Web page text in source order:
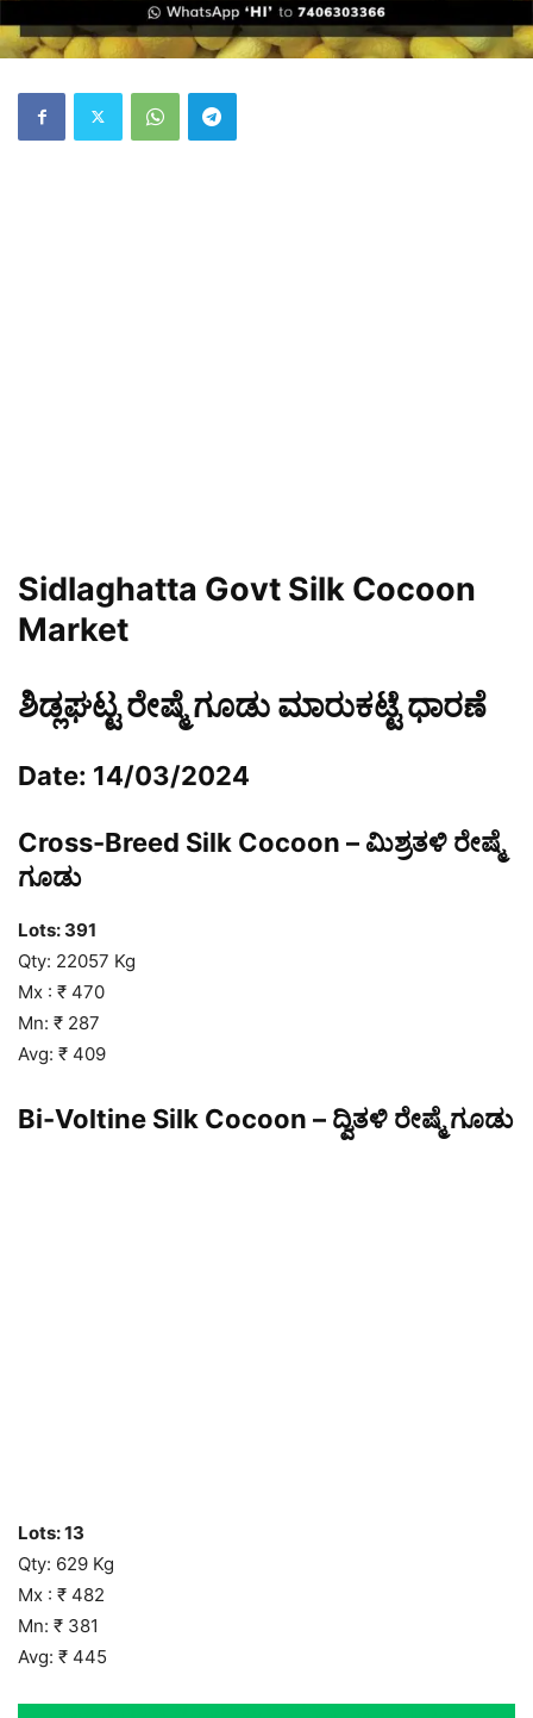
Sidlaghatta Govt Silk Cocoon
Market
ಶಿಡ್ಲಘಟ್ಟ ರೇಷ್ಮೆ ಗೂಡು ಮಾರುಕಟ್ಟೆ ಧಾರಣೆ
Date: 14/03/2024
Cross-Breed Silk Cocoon – ಮಿಶ್ರತಳಿ ರೇಷ್ಮೆ
ಗೂಡು
Lots: 391
Qty: 22057 Kg
Mx : ₹ 470
Mn: ₹ 287
Avg: ₹ 409
Bi-Voltine Silk Cocoon – ದ್ವಿತಳಿ ರೇಷ್ಮೆ ಗೂಡು
Lots: 13
Qty: 629 Kg
Mx : ₹ 482
Mn: ₹ 381
Avg: ₹ 445